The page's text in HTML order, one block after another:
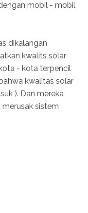
mobil - mobil
dikalangan
kwalits solar
- kota terpencil
kwalitas solar
). Dan mereka
sistem